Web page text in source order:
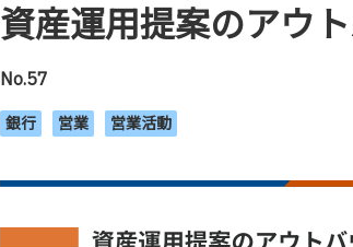
資産運用提案のアウ
No.57
銀行 営業 営業活動